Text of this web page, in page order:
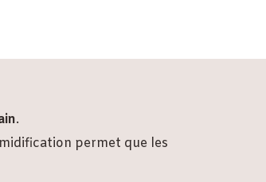
.
permet que les